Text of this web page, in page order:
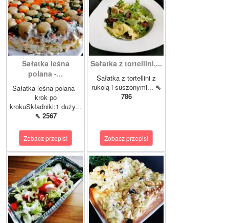
Sałatka leśna
polana -...
Sałatka leśna polana -
krok po
krokuSkładniki:1 duży...
⇖ 2567
Zobacz przepis!
Sałatka z tortellini,...
Sałatka z tortellini z
rukolą i suszonymi... ⇖
786
Zobacz przepis!